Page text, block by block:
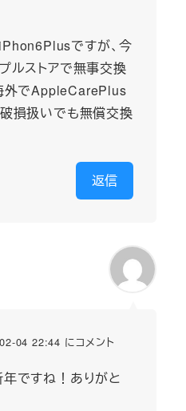
ですが、今
ルストアで無事交換
外でAppleCarePlus
損扱いでも無償交換
返信
04 22:44 にコメント
年ですね！ありがと